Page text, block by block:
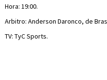
Hora: 19:00.
Arbitro: Anderson Daronco, de
TV: TyC Sports.